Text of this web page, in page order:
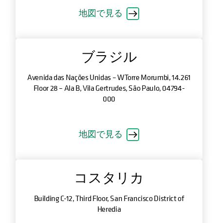
地図で見る
ブラジル
Avenida das Nações Unidas – WTorre Morumbi, 14.261
Floor 28 – Ala B, Vila Gertrudes, São Paulo, 04794-
000
地図で見る
コスタリカ
Building C-12, Third Floor, San Francisco District of
Heredia